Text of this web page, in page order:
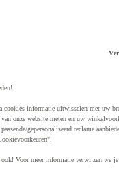
informatie uitwisselen met uw
onze website meten en uw
gepersonaliseerd reclame
Voor meer informatie verwijzen we je